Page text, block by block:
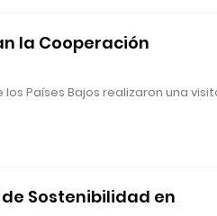
la Cooperación
los Países Bajos realizaron una
Sostenibilidad en